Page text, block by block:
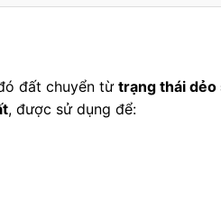
đất chuyển từ trạng thái dẻo
, được sử dụng để: